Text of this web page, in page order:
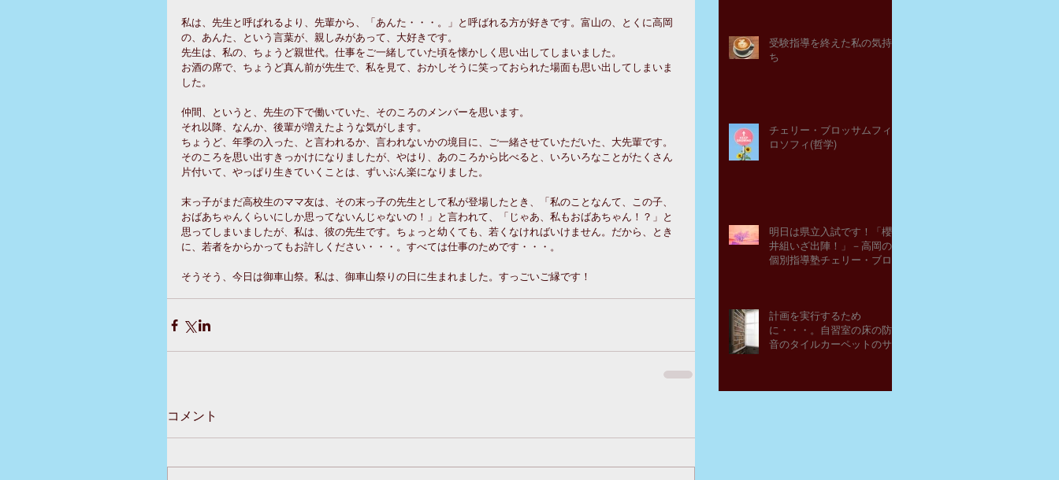
私は、先生と呼ばれるより、先輩から、「あんた・・・。」と呼ばれる方が好きです。富山の、とくに高岡
の、あんた、という言葉が、親しみがあって、大好きです。
先生は、私の、ちょうど親世代。仕事をご一緒していた頃を懐かしく思い出してしまいました。
お酒の席で、ちょうど真ん前が先生で、私を見て、おかしそうに笑っておられた場面も思い出してしまいま
した。
仲間、というと、先生の下で働いていた、そのころのメンバーを思います。
それ以降、なんか、後輩が増えたような気がします。
ちょうど、年季の入った、と言われるか、言われないかの境目に、ご一緒させていただいた、大先輩です。
そのころを思い出すきっかけになりましたが、やはり、あのころから比べると、いろいろなことがたくさん
片付いて、やっぱり生きていくことは、ずいぶん楽になりました。
末っ子がまだ高校生のママ友は、その末っ子の先生として私が登場したとき、「私のことなんて、この子、
おばあちゃんくらいにしか思ってないんじゃないの！」と言われて、「じゃあ、私もおばあちゃん！？」と
思ってしまいましたが、私は、彼の先生です。ちょっと幼くても、若くなければいけません。だから、とき
に、若者をからかってもお許しください・・・。すべては仕事のためです・・・。
そうそう、今日は御車山祭。私は、御車山祭りの日に生まれました。すっごいご縁です！
コメント
受験指導を終えた私の気持
ち
チェリー・ブロッサムフィ
ロソフィ(哲学)
明日は県立入試です！「櫻
井組いざ出陣！」－高岡の
個別指導塾チェリー・ブロ
計画を実行するため
に・・・。自習室の床の防
音のタイルカーペットのサ